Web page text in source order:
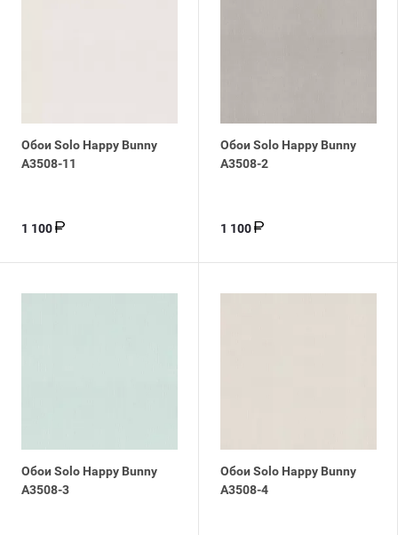
Обои Solo Happy Bunny
A3508-11
1 100
Обои Solo Happy Bunny
A3508-2
1 100
Обои Solo Happy Bunny
A3508-3
Обои Solo Happy Bunny
A3508-4